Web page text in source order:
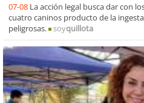
07-08 La acción legal busca dar con
cuatro caninos producto de la
peligrosas.
soyquillota